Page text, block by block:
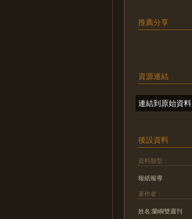
推薦分享
資源連結
連結到原始資料
後設資料
資料類型：
報紙報導
著作者：
姓名:蘭嶼雙週刊